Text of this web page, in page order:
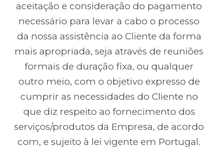
aceitação e consideração do pagamento
necessário para levar a cabo o processo
da nossa assistência ao Cliente da forma
mais apropriada, seja através de reuniões
formais de duração fixa, ou qualquer
outro meio, com o objetivo expresso de
cumprir as necessidades do Cliente no
que diz respeito ao fornecimento dos
serviços/produtos da Empresa, de acordo
com, e sujeito à lei vigente em Portugal.